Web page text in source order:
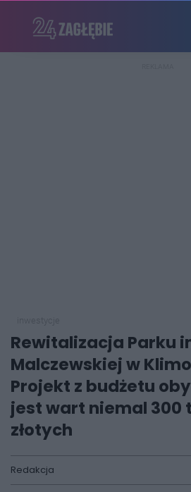
Rewitalizacja Parku
Malczewskiej w
Projekt z budżetu
jest wart niemal 300
złotych
Redakcja